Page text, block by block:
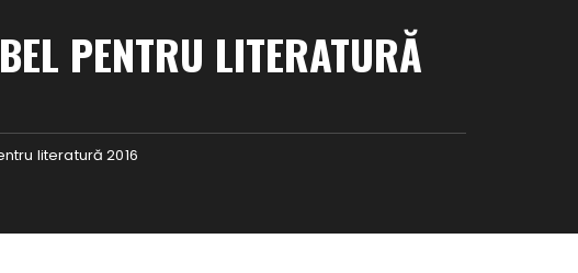
PENTRU LITERATURĂ
literatură 2016